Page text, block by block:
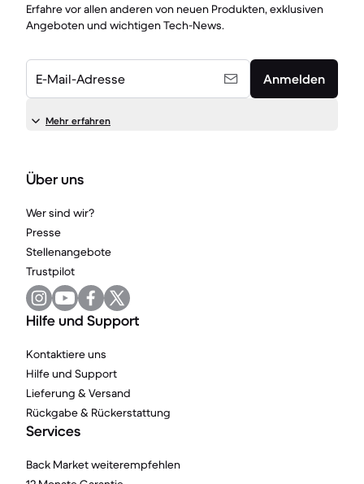
Erfahre vor allen anderen von neuen Produkten, exklusiven
Angeboten und wichtigen Tech-News.
E-Mail-Adresse Anmelden
Mehr erfahren
Über uns
Wer sind wir?
Presse
Stellenangebote
Trustpilot
Hilfe und Support
Kontaktiere uns
Hilfe und Support
Lieferung & Versand
Rückgabe & Rückerstattung
Services
Back Market weiterempfehlen